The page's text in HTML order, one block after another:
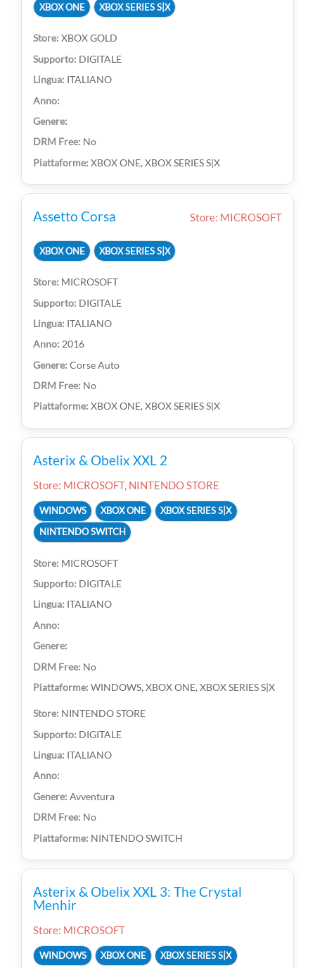
XBOX ONE XBOX SERIES S|X
XBOX GOLD
DIGITALE
ITALIANO
No
XBOX ONE, XBOX SERIES S|X
Assetto Corsa Store: MICROSOFT
XBOX ONE XBOX SERIES S|X
MICROSOFT
DIGITALE
ITALIANO
2016
Corse Auto
No
XBOX ONE, XBOX SERIES S|X
Asterix & Obelix XXL 2
Store: MICROSOFT, NINTENDO STORE
WINDOWS XBOX ONE
XBOX SERIES S|X
NINTENDO SWITCH
MICROSOFT
DIGITALE
ITALIANO
No
WINDOWS, XBOX ONE, XBOX SERIES S|X
NINTENDO STORE
DIGITALE
ITALIANO
Avventura
No
NINTENDO SWITCH
Asterix & Obelix XXL 3: The Crystal
Menhir
Store: MICROSOFT
WINDOWS XBOX ONE XBOX SERIES S|X